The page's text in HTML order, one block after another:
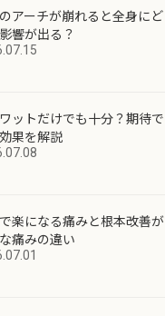
アーチが崩れると全身にど
響が出る？
ットだけでも十分？期待で
果を解説
楽になる痛みと根本改善が
痛みの違い